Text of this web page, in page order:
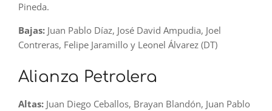
Pineda.
Bajas: Juan Pablo Díaz, José David Ampudia, Joel
Contreras, Felipe Jaramillo y Leonel Álvarez (DT)
Alianza Petrolera
Altas: Juan Diego Ceballos, Brayan Blandón, Juan Pablo